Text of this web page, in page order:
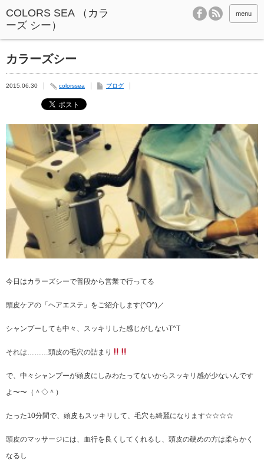
menu
カラーズシー
2015.06.30 colorssea ブログ
今日はカラーズシーで普段から営業で行ってる
頭皮ケアの「ヘアエステ」をご紹介します(^O^)／
シャンプーしても中々、スッキリした感じがしないT^T
それは………頭皮の毛穴の詰まり
で、中々シャンプーが頭皮にしみわたってないからスッキリ感が少ないんです
よ〜〜（＾◇＾）
たった10分間で、頭皮もスッキリして、毛穴も綺麗になります☆☆☆☆
頭皮のマッサージには、血行を良くしてくれるし、頭皮の硬めの方は柔らかく
なるし